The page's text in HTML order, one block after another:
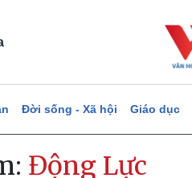
Đời sống - Xã hội Giáo dục
Động Lực